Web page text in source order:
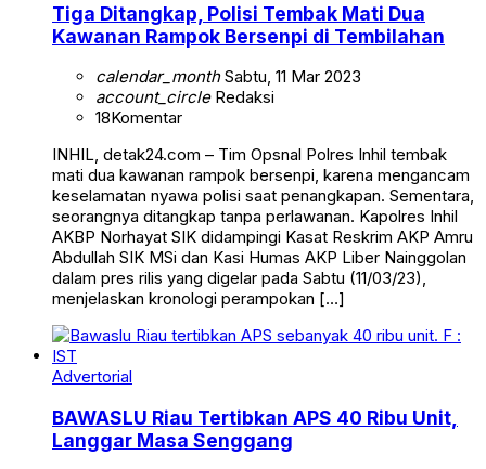
Tiga Ditangkap, Polisi Tembak Mati Dua
Kawanan Rampok Bersenpi di Tembilahan
calendar_monthSabtu, 11 Mar 2023
account_circleRedaksi
18Komentar
INHIL, detak24.com – Tim Opsnal Polres Inhil tembak
mati dua kawanan rampok bersenpi, karena mengancam
keselamatan nyawa polisi saat penangkapan. Sementara,
seorangnya ditangkap tanpa perlawanan. Kapolres Inhil
AKBP Norhayat SIK didampingi Kasat Reskrim AKP Amru
Abdullah SIK MSi dan Kasi Humas AKP Liber Nainggolan
dalam pres rilis yang digelar pada Sabtu (11/03/23),
menjelaskan kronologi perampokan […]
Advertorial
BAWASLU Riau Tertibkan APS 40 Ribu Unit,
Langgar Masa Senggang